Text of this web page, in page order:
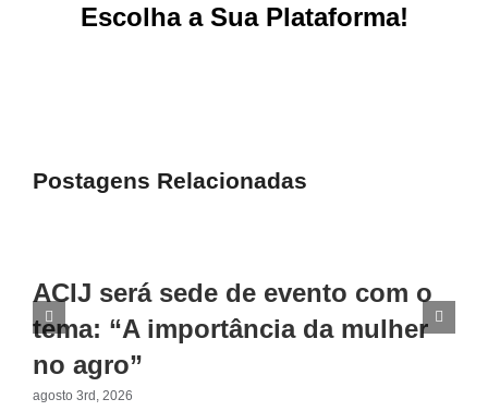
Escolha a Sua Plataforma!
Postagens Relacionadas
ACIJ será sede de evento com o
tema: “A importância da mulher
no agro”
agosto 3rd, 2026